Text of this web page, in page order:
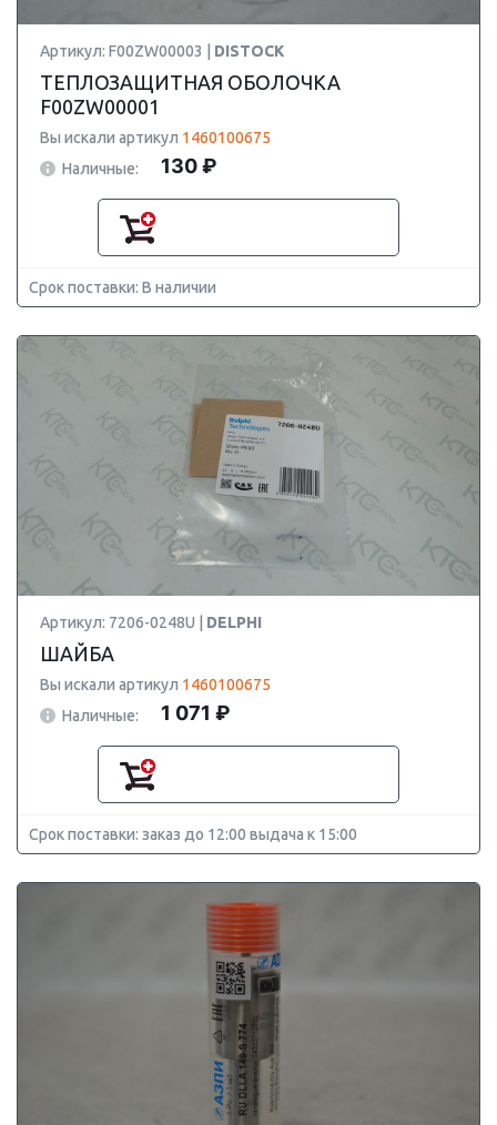
Артикул: F00ZW00003 | DISTOCK
ТЕПЛОЗАЩИТНАЯ ОБОЛОЧКА
F00ZW00001
Вы искали артикул 1460100675
Наличные:
130 ₽
Срок поставки: В наличии
Артикул: 7206-0248U | DELPHI
ШАЙБА
Вы искали артикул 1460100675
Наличные:
1 071 ₽
Срок поставки: заказ до 12:00 выдача к 15:00